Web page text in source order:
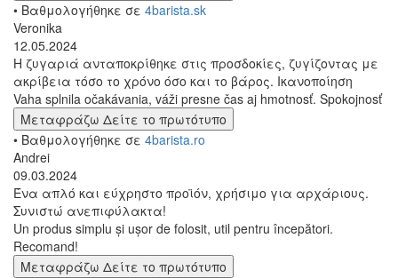
• Βαθμολογήθηκε σε 4barista.sk
Veronika
12.05.2024
Η ζυγαριά ανταποκρίθηκε στις προσδοκίες, ζυγίζοντας με
ακρίβεια τόσο το χρόνο όσο και το βάρος. Ικανοποίηση
Vaha splnila očakávania, váži presne čas aj hmotnosť. Spokojnosť
Μεταφράζω Δείτε το πρωτότυπο
• Βαθμολογήθηκε σε 4barista.ro
Andrei
09.03.2024
Ένα απλό και εύχρηστο προϊόν, χρήσιμο για αρχάριους.
Συνιστώ ανεπιφύλακτα!
Un produs simplu și ușor de folosit, util pentru începători.
Recomand!
Μεταφράζω Δείτε το πρωτότυπο